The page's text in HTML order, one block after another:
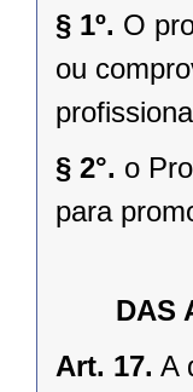
§ 1º. O
ou
§ 2°. o
para
DAS
Art. 17. A